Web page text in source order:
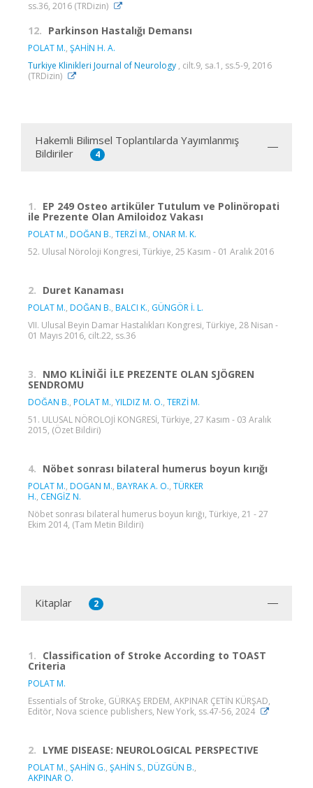
ss.36, 2016 (TRDizin)
12. Parkinson Hastalığı Demansı
POLAT M., ŞAHİN H. A.
Turkiye Klinikleri Journal of Neurology , cilt.9, sa.1, ss.5-9, 2016
(TRDizin)
Hakemli Bilimsel Toplantılarda Yayımlanmış
Bildiriler
4
1. EP 249 Osteo artiküler Tutulum ve Polinöropati
ile Prezente Olan Amiloidoz Vakası
POLAT M., DOĞAN B., TERZİ M., ONAR M. K.
52. Ulusal Nöroloji Kongresi, Türkiye, 25 Kasım - 01 Aralık 2016
2. Duret Kanaması
POLAT M., DOĞAN B., BALCI K., GÜNGÖR İ. L.
VII. Ulusal Beyin Damar Hastalıkları Kongresi, Türkiye, 28 Nisan -
01 Mayıs 2016, cilt.22, ss.36
3. NMO KLİNİĞİ İLE PREZENTE OLAN SJÖGREN
SENDROMU
DOĞAN B., POLAT M., YILDIZ M. O., TERZİ M.
51. ULUSAL NÖROLOJİ KONGRESİ, Türkiye, 27 Kasım - 03 Aralık
2015, (Özet Bildiri)
4. Nöbet sonrası bilateral humerus boyun kırığı
POLAT M., DOGAN M., BAYRAK A. O., TÜRKER
H., CENGİZ N.
Nöbet sonrası bilateral humerus boyun kırığı, Türkiye, 21 - 27
Ekim 2014, (Tam Metin Bildiri)
Kitaplar 2
1. Classification of Stroke According to TOAST
Criteria
POLAT M.
Essentials of Stroke, GÜRKAŞ ERDEM, AKPINAR ÇETİN KÜRŞAD,
Editör, Nova science publishers, New York, ss.47-56, 2024
2. LYME DISEASE: NEUROLOGICAL PERSPECTIVE
POLAT M., ŞAHİN G., ŞAHİN S., DÜZGÜN B.,
AKPINAR O.